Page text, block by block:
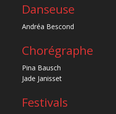
Danseuse
Andréa Bescond
Chorégraphe
Pina Bausch
Jade Janisset
Festivals